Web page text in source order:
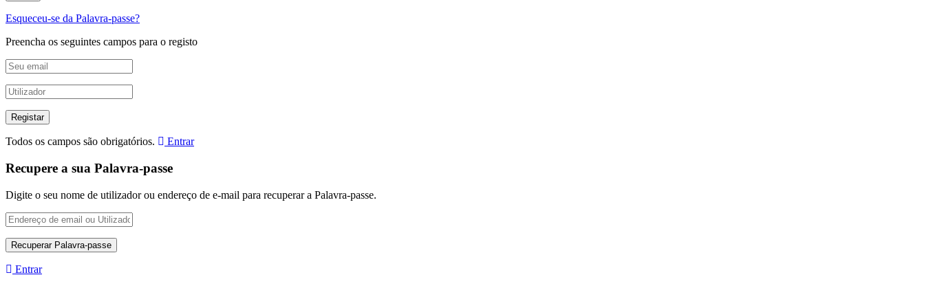
Esqueceu-se da Palavra-passe?
Preencha os seguintes campos para o registo
Todos os campos são obrigatórios. Entrar
Recupere a sua Palavra-passe
Digite o seu nome de utilizador ou endereço de e-mail para recuperar a Palavra-passe.
Entrar